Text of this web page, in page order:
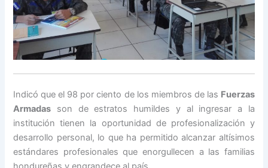
Indicó que el 98 por ciento de los miembros de las Fuerzas
Armadas son de estratos humildes y al ingresar a la
institución tienen la oportunidad de profesionalización y
desarrollo personal, lo que ha permitido alcanzar altísimos
estándares profesionales que enorgullecen a las familias